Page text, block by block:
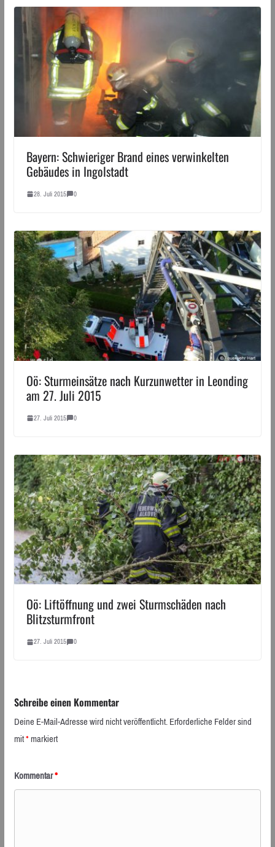
Bayern: Schwieriger Brand eines verwinkelten
Gebäudes in Ingolstadt
28. Juli 2015 0
Oö: Sturmeinsätze nach Kurzunwetter in Leonding
am 27. Juli 2015
27. Juli 2015 0
Oö: Liftöffnung und zwei Sturmschäden nach
Blitzsturmfront
27. Juli 2015 0
Schreibe einen Kommentar
Deine E-Mail-Adresse wird nicht veröffentlicht.Erforderliche Felder sind
mit*markiert
Kommentar*